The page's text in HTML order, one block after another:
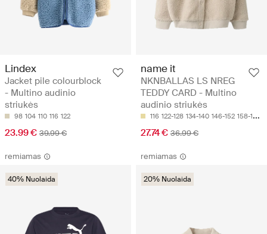
Lindex
Jacket pile colourblock
- Multino audinio
striukės
98 104 110 116 122
23.99 € 39.99 €
name it
NKNBALLAS LS NREG
TEDDY CARD - Multino
audinio striukės
116 122-128 134-140 146-152 158-164
27.74 € 36.99 €
remiamas
40% Nuolaida
remiamas
20% Nuolaida